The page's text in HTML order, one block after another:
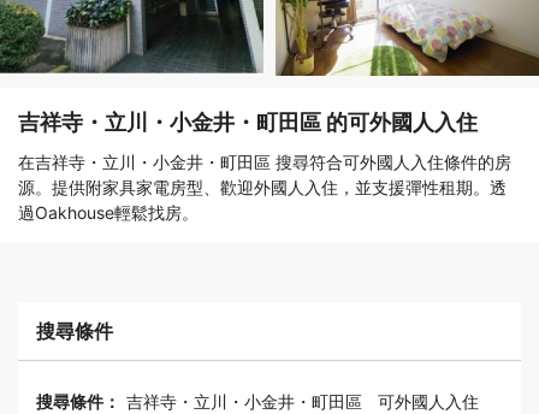
吉祥寺・立川・小金井・町田區 的可外國人入住
在吉祥寺・立川・小金井・町田區 搜尋符合可外國人入住條件的房
源。提供附家具家電房型、歡迎外國人入住，並支援彈性租期。透
過Oakhouse輕鬆找房。
搜尋條件
搜尋條件： 吉祥寺・立川・小金井・町田區 可外國人入住